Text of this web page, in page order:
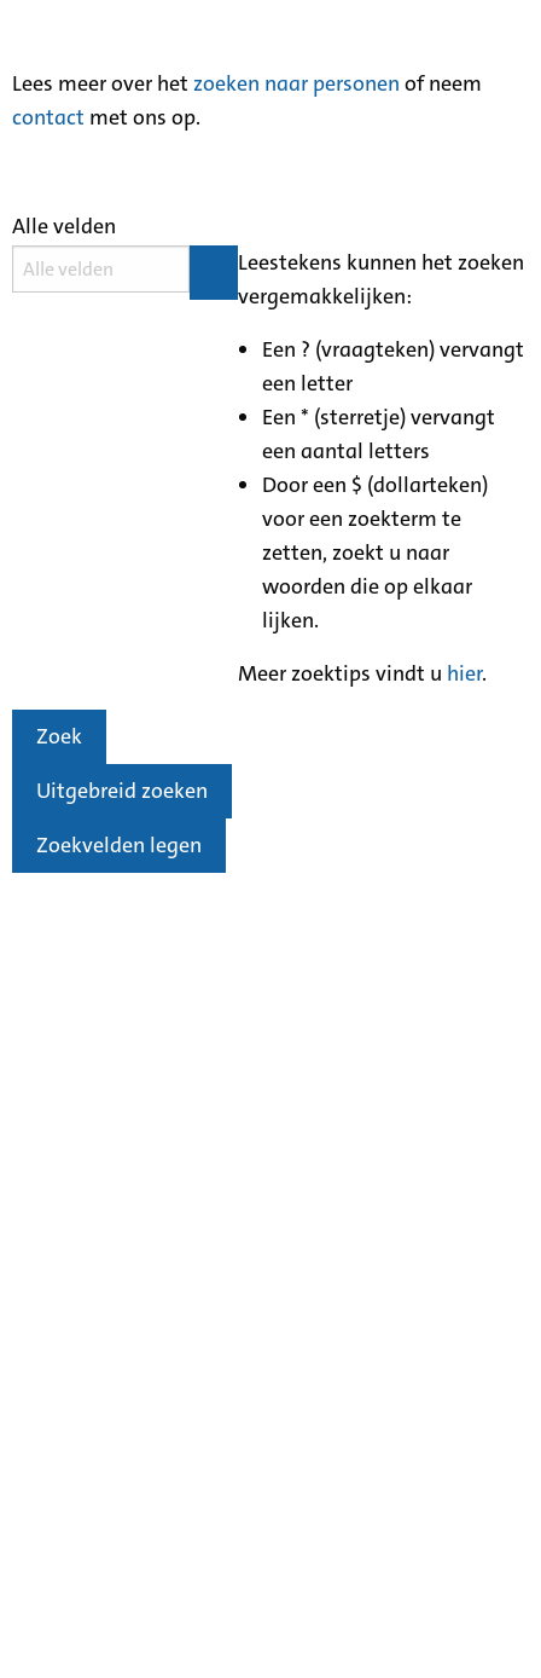
Lees meer over het zoeken naar personen of neem
contact met ons op.
Alle velden
Leestekens kunnen het zoeken
vergemakkelijken:
Een ? (vraagteken) vervangt
een letter
Een * (sterretje) vervangt
een aantal letters
Door een $ (dollarteken)
voor een zoekterm te
zetten, zoekt u naar
woorden die op elkaar
lijken.
Meer zoektips vindt u hier.
Zoek
Uitgebreid zoeken
Zoekvelden legen